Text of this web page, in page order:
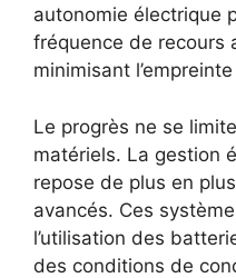
autonomie électrique
fréquence de recours
minimisant
Le progrès ne se
matériels. La gestion
repose de plus en
avancés. Ces
l’utilisation des
des conditions de